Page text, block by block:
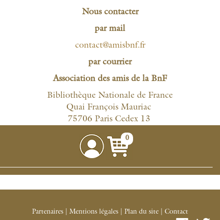
Nous contacter
par mail
contact@amisbnf.fr
par courrier
Association des amis de la BnF
Bibliothèque Nationale de France
Quai François Mauriac
75706 Paris Cedex 13
0
Partenaires Mentions légales Plan du site Contact